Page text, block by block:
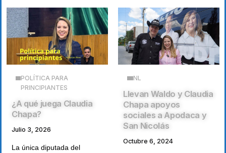
POLÍTICA PARA
PRINCIPIANTES
¿A qué juega Claudia
Chapa?
Julio 3, 2026
La única diputada del
NL
Llevan Waldo y Claudia
Chapa apoyos
sociales a Apodaca y
San Nicolás
Octubre 6, 2024